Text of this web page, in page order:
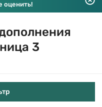
оценить!
3